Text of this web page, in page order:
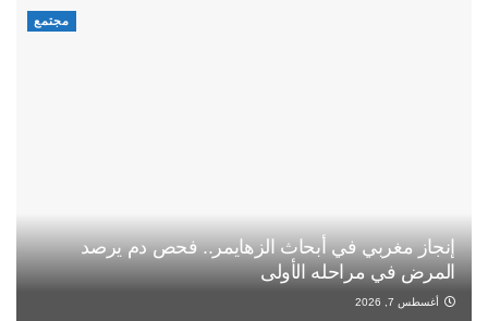
مجتمع
إنجاز مغربي في أبحاث الزهايمر.. فحص دم يرصد
المرض في مراحله الأولى
أغسطس 7, 2026